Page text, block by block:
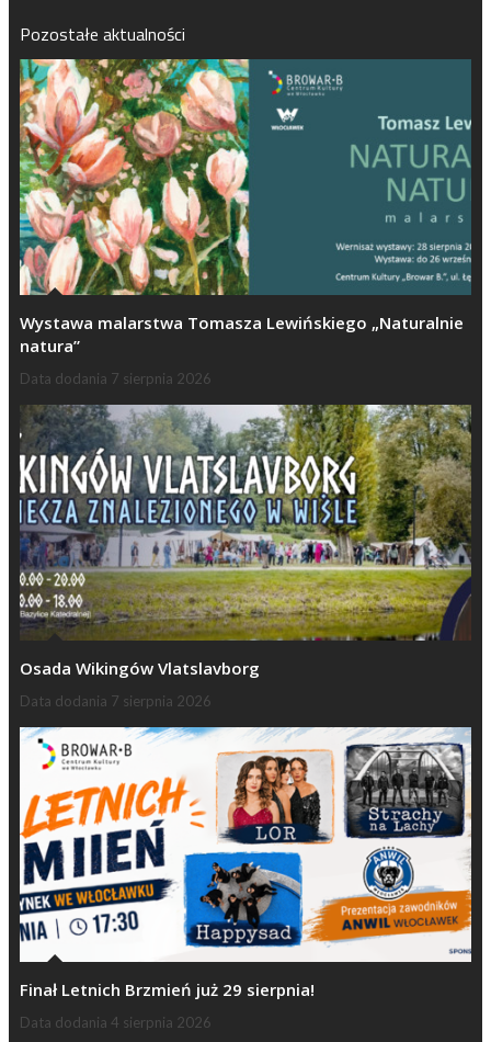
Pozostałe aktualności
Wystawa malarstwa Tomasza Lewińskiego „Naturalnie
natura”
Data dodania 7 sierpnia 2026
Osada Wikingów Vlatslavborg
Data dodania 7 sierpnia 2026
Finał Letnich Brzmień już 29 sierpnia!
Data dodania 4 sierpnia 2026